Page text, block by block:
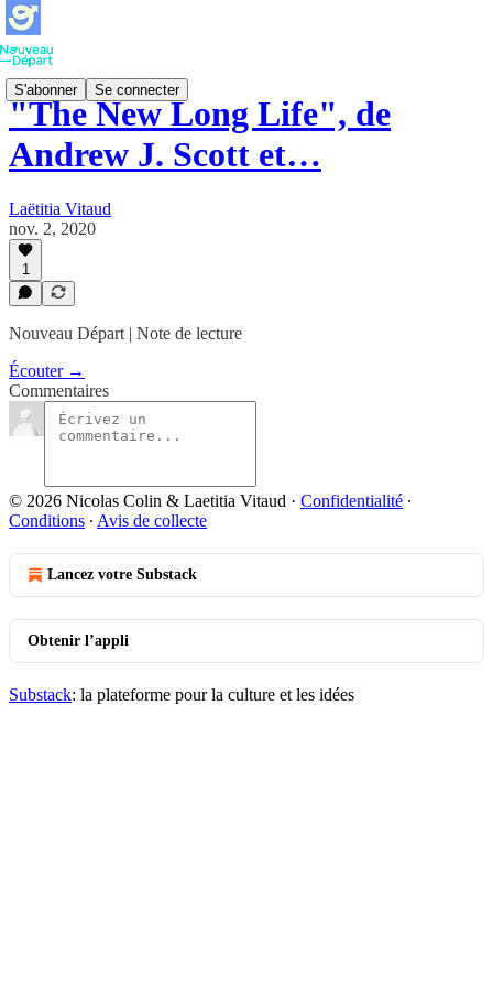
S'abonner Se connecter
"The New Long Life", de
Andrew J. Scott et…
Laëtitia Vitaud
nov. 2, 2020
1
Nouveau Départ | Note de lecture
Écouter →
Commentaires
© 2026 Nicolas Colin & Laetitia Vitaud · Confidentialité ∙
Conditions ∙ Avis de collecte
Lancez votre Substack
Obtenir l’appli
Substack: la plateforme pour la culture et les idées